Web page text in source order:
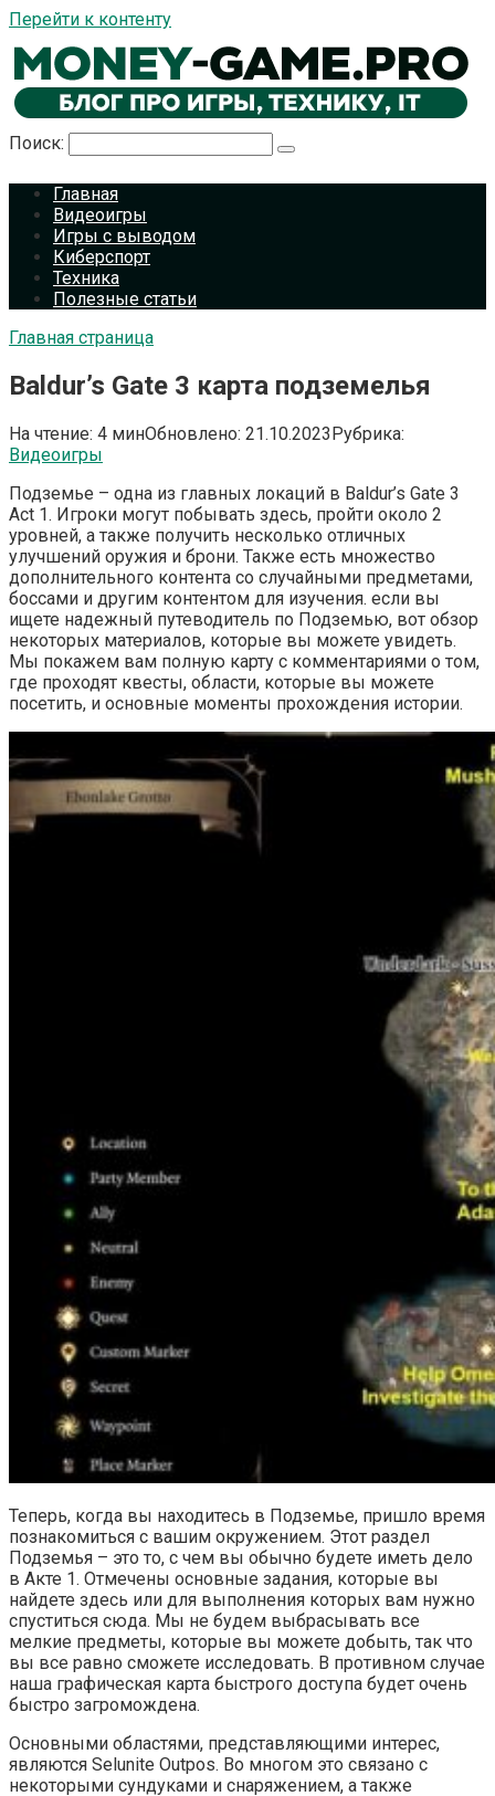
Перейти к контенту
Поиск:
Главная
Видеоигры
Игры с выводом
Киберспорт
Техника
Полезные статьи
Главная страница
Baldur’s Gate 3 карта подземелья
На чтение: 4 минОбновлено: 21.10.2023Рубрика:
Видеоигры
Подземье – одна из главных локаций в Baldur’s Gate 3
Act 1. Игроки могут побывать здесь, пройти около 2
уровней, а также получить несколько отличных
улучшений оружия и брони. Также есть множество
дополнительного контента со случайными предметами,
боссами и другим контентом для изучения. если вы
ищете надежный путеводитель по Подземью, вот обзор
некоторых материалов, которые вы можете увидеть.
Мы покажем вам полную карту с комментариями о том,
где проходят квесты, области, которые вы можете
посетить, и основные моменты прохождения истории.
Теперь, когда вы находитесь в Подземье, пришло время
познакомиться с вашим окружением. Этот раздел
Подземья – это то, с чем вы обычно будете иметь дело
в Акте 1. Отмечены основные задания, которые вы
найдете здесь или для выполнения которых вам нужно
спуститься сюда. Мы не будем выбрасывать все
мелкие предметы, которые вы можете добыть, так что
вы все равно сможете исследовать. В противном случае
наша графическая карта быстрого доступа будет очень
быстро загромождена.
Основными областями, представляющими интерес,
являются Selunite Outpos. Во многом это связано с
некоторыми сундуками и снаряжением, а также